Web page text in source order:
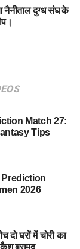
नैनीताल दुग्ध संघ के
Match 27:
Tips
Prediction
2026
घरों में चोरी का